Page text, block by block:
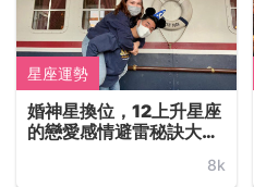
星座運勢
婚神星換位，12上升星座
的戀愛感情避雷秘訣大公
8k